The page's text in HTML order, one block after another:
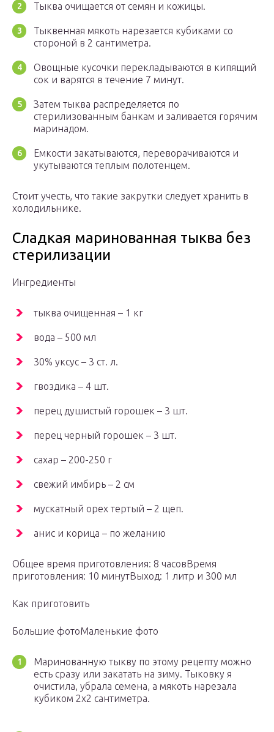
Тыква очищается от семян и кожицы.
Тыквенная мякоть нарезается кубиками со
стороной в 2 сантиметра.
Овощные кусочки перекладываются в кипящий
сок и варятся в течение 7 минут.
Затем тыква распределяется по
стерилизованным банкам и заливается горячим
маринадом.
Емкости закатываются, переворачиваются и
укутываются теплым полотенцем.
Стоит учесть, что такие закрутки следует хранить в
холодильнике.
Сладкая маринованная тыква без
стерилизации
Ингредиенты
тыква очищенная – 1 кг
вода – 500 мл
30% уксус – 3 ст. л.
гвоздика – 4 шт.
перец душистый горошек – 3 шт.
перец черный горошек – 3 шт.
сахар – 200-250 г
свежий имбирь – 2 см
мускатный орех тертый – 2 щеп.
анис и корица – по желанию
Общее время приготовления: 8 часовВремя
приготовления: 10 минутВыход: 1 литр и 300 мл
Как приготовить
Большие фотоМаленькие фото
Маринованную тыкву по этому рецепту можно
есть сразу или закатать на зиму. Тыковку я
очистила, убрала семена, а мякоть нарезала
кубиком 2х2 сантиметра.